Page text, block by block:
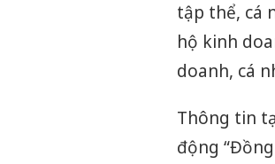
tập thể, cá
hộ kinh
doanh, cá
Thông tin
động